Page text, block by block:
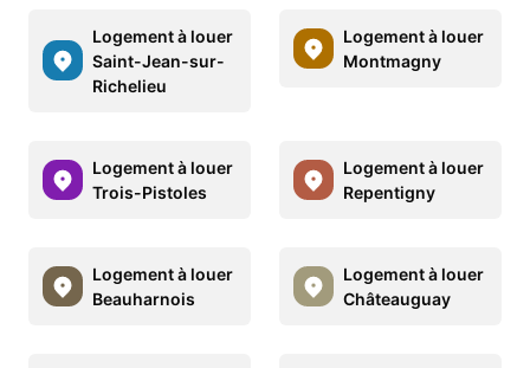
Logement à louer
Saint-Jean-sur-
Richelieu
Logement à louer
Montmagny
Logement à louer
Trois-Pistoles
Logement à louer
Repentigny
Logement à louer
Beauharnois
Logement à louer
Châteauguay